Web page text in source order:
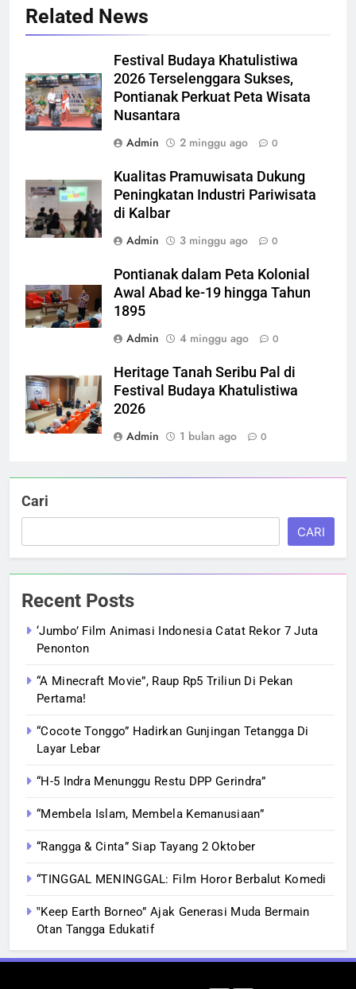
Related News
Festival Budaya Khatulistiwa
2026 Terselenggara Sukses,
Pontianak Perkuat Peta Wisata
Nusantara
Admin
2 minggu ago 0
Kualitas Pramuwisata Dukung
Peningkatan Industri Pariwisata
di Kalbar
Admin
3 minggu ago 0
Pontianak dalam Peta Kolonial
Awal Abad ke-19 hingga Tahun
1895
Admin
4 minggu ago 0
Heritage Tanah Seribu Pal di
Festival Budaya Khatulistiwa
2026
Admin
1 bulan ago 0
Cari
CARI
Recent Posts
‘Jumbo’ Film Animasi Indonesia Catat Rekor 7 Juta
Penonton
“A Minecraft Movie”, Raup Rp5 Triliun Di Pekan
Pertama!
“Cocote Tonggo” Hadirkan Gunjingan Tetangga Di
Layar Lebar
“H-5 Indra Menunggu Restu DPP Gerindra”
“Membela Islam, Membela Kemanusiaan”
“Rangga & Cinta” Siap Tayang 2 Oktober
“TINGGAL MENINGGAL: Film Horor Berbalut Komedi
‟Keep Earth Borneo” Ajak Generasi Muda Bermain
Otan Tangga Edukatif